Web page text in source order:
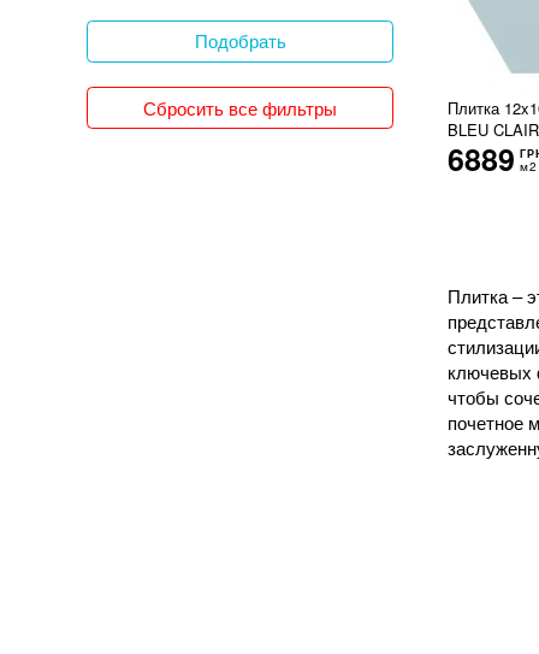
Плитка
BLEU
6889 м2
Плитка –
ключевых
чтобы
почетное
120x300
12x25
150x150
150x300
Подобрать
Сбросить все фильтры